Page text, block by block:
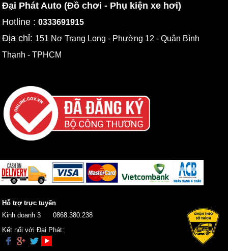
Đại Phát Auto (Đồ chơi - Phụ kiện xe hơi)
Hotline :0333691915
Địa chỉ: 151 Nơ Trang Long - Phường 12 - Quận Bình
Thạnh - TPHCM
Hỗ trợ trực tuyến
Kinh doanh 3
0868.380.238
Kết nối với Đại Phát: